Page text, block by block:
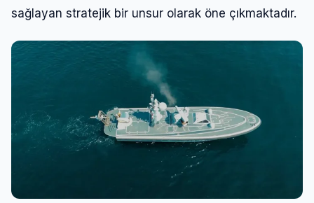
sağlayan stratejik bir unsur olarak öne çıkmaktadır.